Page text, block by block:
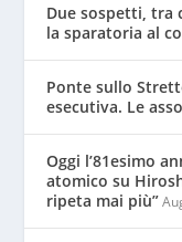
Due sospetti, tra
la sparatoria al
Ponte sullo
esecutiva. Le
Oggi l’81esimo
atomico su
ripeta mai più”